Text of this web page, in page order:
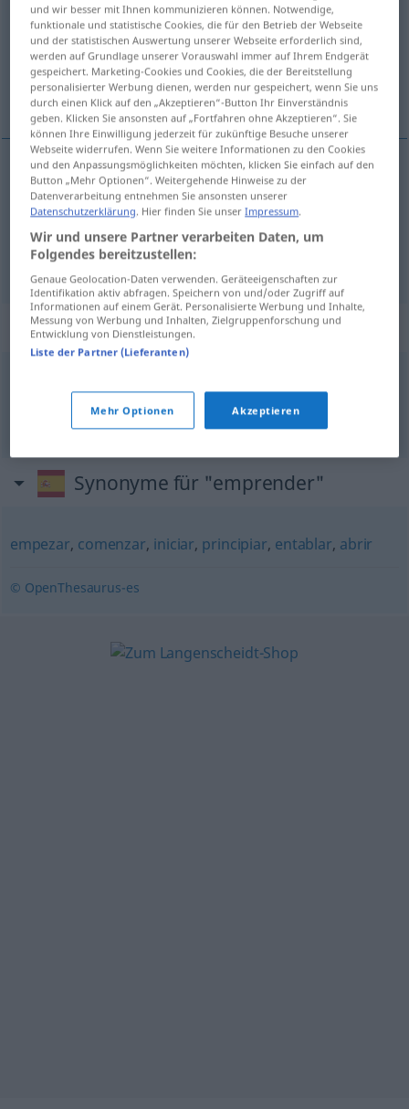
Übersicht aller Übersetzungen
(Für mehr Details die Übersetzung anklicken/antippen)
unternehmen, in Angriff nehmen
unternehmen emprender (≈ hacera/c)
Angriffnehmen emprender(≈ abordar)
Beispielsätze für "emprender"
abfliegen
Synonyme für "emprender"
empezar, comenzar, iniciar, principiar, entablar, abrir
© OpenThesaurus-es
und wir besser mit Ihnen kommunizieren können. Notwendige,
funktionale und statistische Cookies, die für den Betrieb der Webseite
und der statistischen Auswertung unserer Webseite erforderlich sind,
werden auf Grundlage unserer Vorauswahl immer auf Ihrem Endgerät
gespeichert. Marketing-Cookies und Cookies, die der Bereitstellung
personalisierter Werbung dienen, werden nur gespeichert, wenn Sie uns
durch einen Klick auf den „Akzeptieren“-Button Ihr Einverständnis
geben. Klicken Sie ansonsten auf „Fortfahren ohne Akzeptieren“. Sie
können Ihre Einwilligung jederzeit für zukünftige Besuche unserer
Webseite widerrufen. Wenn Sie weitere Informationen zu den Cookies
und den Anpassungsmöglichkeiten möchten, klicken Sie einfach auf den
Button „Mehr Optionen“. Weitergehende Hinweise zu der
Datenverarbeitung entnehmen Sie ansonsten unserer
Datenschutzerklärung. Hier finden Sie unserImpressum.
Wir und unsere Partner verarbeiten Daten, um
Folgendes bereitzustellen:
Genaue Geolocation-Daten verwenden. Geräteeigenschaften zur
Identifikation aktiv abfragen. Speichern von und/oder Zugriff auf
Informationen auf einem Gerät. Personalisierte Werbung und Inhalte,
Messung von Werbung und Inhalten, Zielgruppenforschung und
Entwicklung von Dienstleistungen.
Liste der Partner (Lieferanten)
Mehr Optionen Akzeptieren